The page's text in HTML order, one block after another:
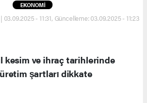
EKONOMİ
- 11:31, Güncelleme: 03.09.2025 - 11:23
kesim ve ihraç tarihlerinde
şartları dikkate